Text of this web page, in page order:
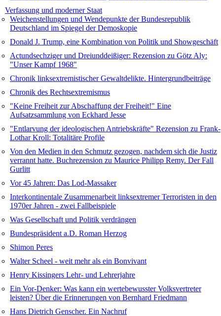
Verfassung und moderner Staat
Weichenstellungen und Wendepunkte der Bundesrepublik
Deutschland im Spiegel der Demoskopie
Donald J. Trump, eine Kombination von Politik und Showgeschäft
Actundsechziger und Dreiunddeißiger: Rezension zu Götz Aly:
"Unser Kampf 1968"
Chronik linksextremistischer Gewaltdelikte. Hintergrundbeiträge
Chronik des Rechtsextremismus
"Keine Freiheit zur Abschaffung der Freiheit!" Eine
Aufsatzsammlung von Eckhard Jesse
"Entlarvung der ideologischen Antriebskräfte" Rezension zu Frank-
Lothar Kroll: Totalitäre Profile
Von den Medien in den Schmutz gezogen, nachdem sich die Justiz
verrannt hatte. Buchrezension zu Maurice Philipp Remy. Der Fall
Gurlitt
Vor 45 Jahren: Das Lod-Massaker
Interkontinentale Zusammenarbeit linksextremer Terroristen in den
1970er Jahren - zwei Fallbeispiele
Was Gesellschaft und Politik verdrängen
Bundespräsident a.D. Roman Herzog
Shimon Peres
Walter Scheel - weit mehr als ein Bonvivant
Henry Kissingers Lehr- und Lehrerjahre
Ein Vor-Denker: Was kann ein wertebewusster Volksvertreter
leisten? Über die Erinnerungen von Bernhard Friedmann
Hans Dietrich Genscher. Ein Nachruf